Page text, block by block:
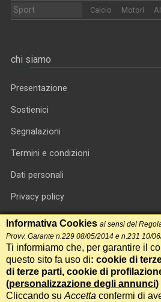
Sport Calcio Motori
chi siamo
Presentazione
Sostienici
Segnalazioni
Termini e condizioni
Dati personali
Privacy policy
Informativa cookie
RSS feed
RSS Top News
Contatti
Informativa Cookies ai sensi del
Provv. Garante n.229 08/05/2014 e n.231 10/
Ti informiamo che, per garantire il
questo sito fa uso di: cookie di
di terze parti, cookie di
(personalizzazione degli annunci)
Cliccando su Accetta confermi di